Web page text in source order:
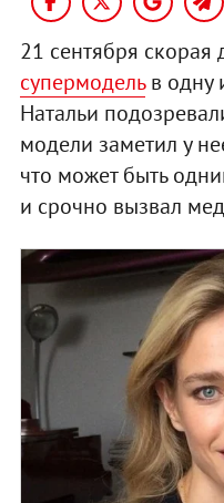
21 сентября скорая
супермодельв одну
Натальи
модели заметил у
что может быть
и срочно вызвал